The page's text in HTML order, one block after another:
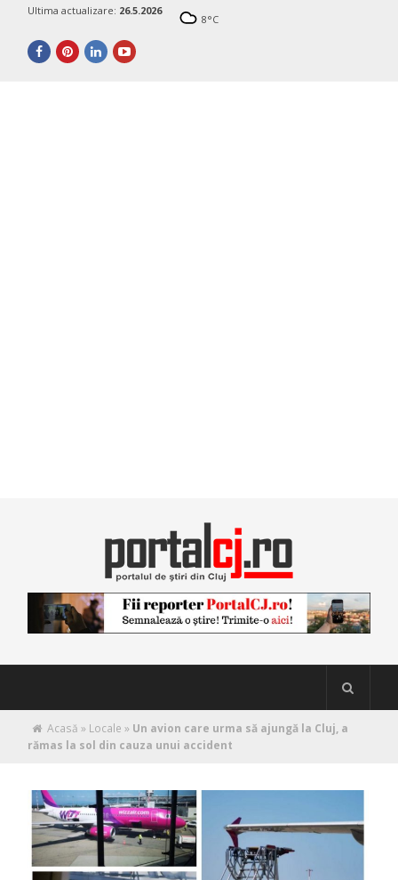
Ultima actualizare: 26.5.2026
8°C
Acasă » Locale » Un avion care urma să ajungă la Cluj, a
rămas la sol din cauza unui accident